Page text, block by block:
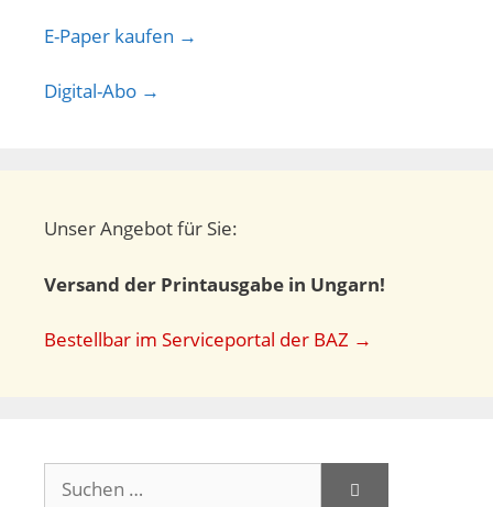
E-Paper kaufen →
Digital-Abo →
Unser Angebot für Sie:
Versand der Printausgabe in Ungarn!
Bestellbar im Serviceportal der BAZ →
Suchen